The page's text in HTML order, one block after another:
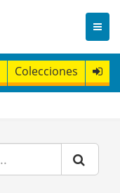
Colecciones